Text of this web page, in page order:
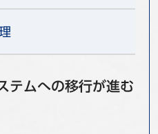
テムへの移行が進む